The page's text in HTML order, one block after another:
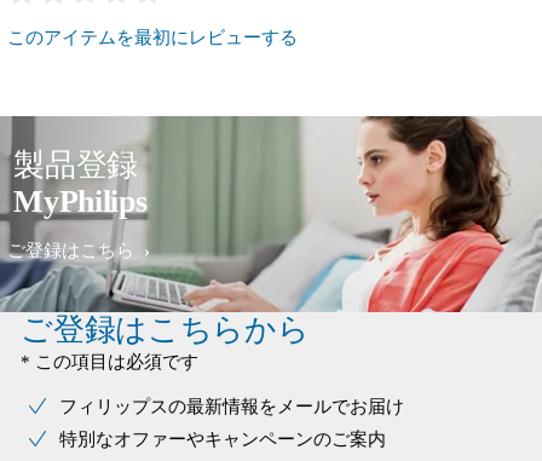
このアイテムを最初にレビューする
製品登録
MyPhilips
ご登録はこちら
ご登録はこちらから
* この項目は必須です
フィリップスの最新情報をメールでお届け
特別なオファーやキャンペーンのご案内